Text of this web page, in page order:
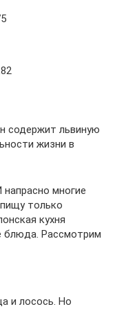
содержит львиную
жизни в
многие
только
кухня
блюда. Рассмотрим
и лосось. Но